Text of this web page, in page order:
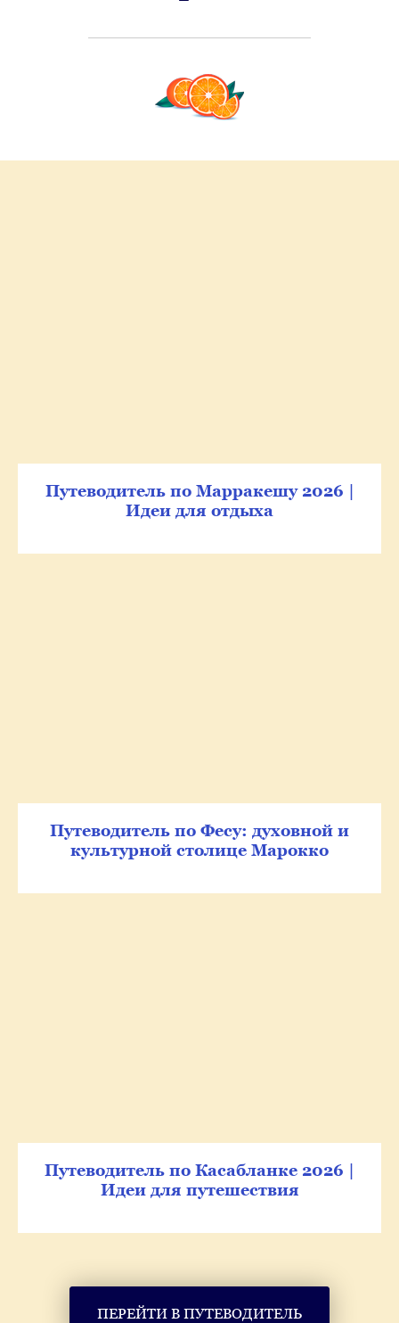
Путеводитель по Марракешу 2026 |
Идеи для отдыха
Путеводитель по Фесу: духовной и
культурной столице Марокко
Путеводитель по Касабланке 2026 |
Идеи для путешествия
ПЕРЕЙТИ В ПУТЕВОДИТЕЛЬ